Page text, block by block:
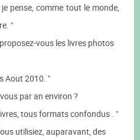
pense, comme tout le monde,
"
vous les livres photos
Aout 2010. "
par an environ ?
tous formats confondus . "
utilisiez, auparavant, des